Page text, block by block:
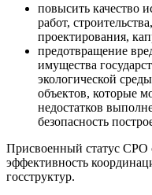
повысить качество
работ,
проектирования,
предотвращение
имущества
экологической
объектов, которые
недостатков
безопасность
Присвоенный статус СРО
эффективность
госструктур.